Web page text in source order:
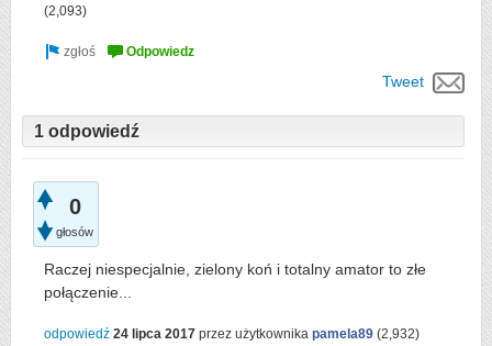
(2,093)
Tweet
1 odpowiedź
0
głosów
Raczej niespecjalnie, zielony koń i totalny amator to złe
połączenie...
odpowiedź 24 lipca 2017 przez użytkownika pamela89 (2,932)